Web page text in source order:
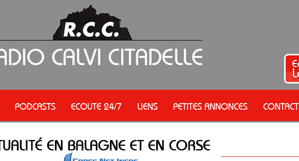
PODCASTS ECOUTE 24/7 LIENS PETITES ANNONCES CONTACT